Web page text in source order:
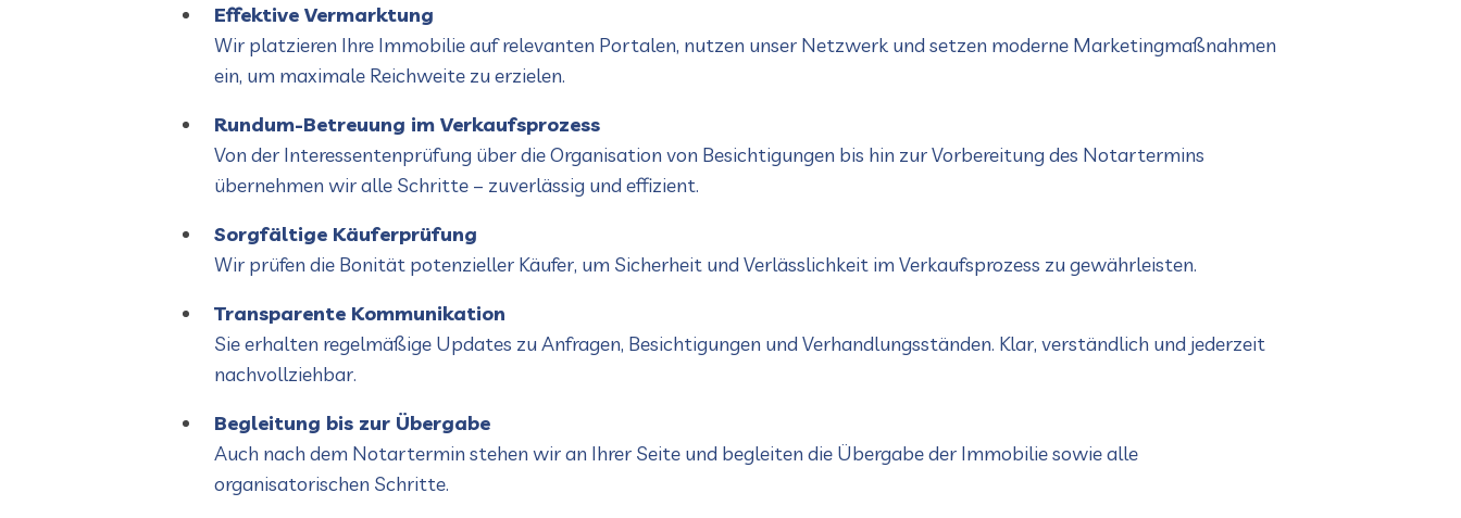
Effektive Vermarktung
Wir platzieren Ihre Immobilie auf relevanten Portalen, nutzen unser Netzwerk und setzen moderne Marketingmaßnahmen
ein, um maximale Reichweite zu erzielen.
Rundum-Betreuung im Verkaufsprozess
Von der Interessentenprüfung über die Organisation von Besichtigungen bis hin zur Vorbereitung des Notartermins
übernehmen wir alle Schritte – zuverlässig und effizient.
Sorgfältige Käuferprüfung
Wir prüfen die Bonität potenzieller Käufer, um Sicherheit und Verlässlichkeit im Verkaufsprozess zu gewährleisten.
Transparente Kommunikation
Sie erhalten regelmäßige Updates zu Anfragen, Besichtigungen und Verhandlungsständen. Klar, verständlich und jederzeit
nachvollziehbar.
Begleitung bis zur Übergabe
Auch nach dem Notartermin stehen wir an Ihrer Seite und begleiten die Übergabe der Immobilie sowie alle
organisatorischen Schritte.